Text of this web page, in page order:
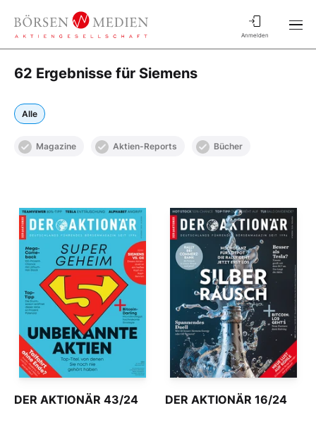
Anmelden
62 Ergebnisse für Siemens
Alle
Magazine Aktien-Reports Bücher
DER AKTIONÄR 43/24 DER AKTIONÄR 16/24